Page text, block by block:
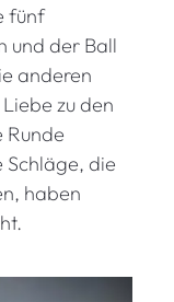
fünf
und der Ball
anderen
zu den
Runde
Schläge, die
haben